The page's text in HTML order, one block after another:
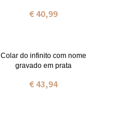
€ 40,99
Colar do infinito com nome
gravado em prata
€ 43,94